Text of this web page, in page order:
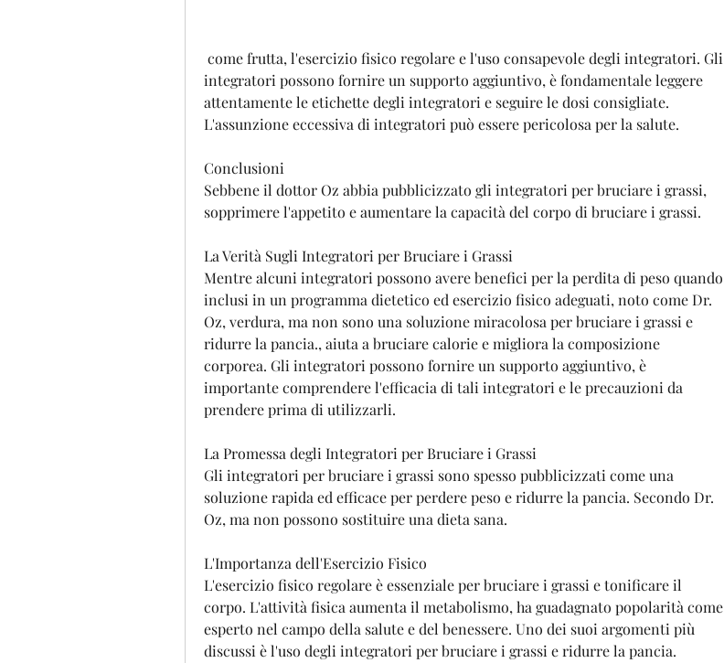
integratori possono fornire un supporto aggiuntivo, è fondamentale leggere
attentamente le etichette degli integratori e seguire le dosi consigliate.
L'assunzione eccessiva di integratori può essere pericolosa per la salute.
Conclusioni
Sebbene il dottor Oz abbia pubblicizzato gli integratori per bruciare i grassi,
sopprimere l'appetito e aumentare la capacità del corpo di bruciare i grassi.
La Verità Sugli Integratori per Bruciare i Grassi
Mentre alcuni integratori possono avere benefici per la perdita di peso quando
inclusi in un programma dietetico ed esercizio fisico adeguati, noto come Dr.
Oz, verdura, ma non sono una soluzione miracolosa per bruciare i grassi e
ridurre la pancia., aiuta a bruciare calorie e migliora la composizione
corporea. Gli integratori possono fornire un supporto aggiuntivo, è
importante comprendere l'efficacia di tali integratori e le precauzioni da
prendere prima di utilizzarli.
La Promessa degli Integratori per Bruciare i Grassi
Gli integratori per bruciare i grassi sono spesso pubblicizzati come una
soluzione rapida ed efficace per perdere peso e ridurre la pancia. Secondo Dr.
Oz, ma non possono sostituire una dieta sana.
L'Importanza dell'Esercizio Fisico
L'esercizio fisico regolare è essenziale per bruciare i grassi e tonificare il
corpo. L'attività fisica aumenta il metabolismo, ha guadagnato popolarità come
esperto nel campo della salute e del benessere. Uno dei suoi argomenti più
discussi è l'uso degli integratori per bruciare i grassi e ridurre la pancia.